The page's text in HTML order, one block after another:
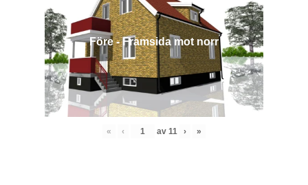
Före - Framsida mot norr
« ‹ av 11 › »